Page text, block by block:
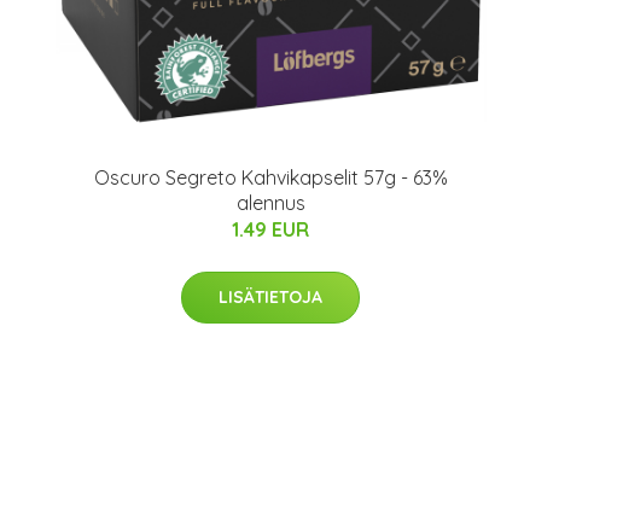
Oscuro Segreto Kahvikapselit 57g - 63%
alennus
1.49 EUR
LISÄTIETOJA